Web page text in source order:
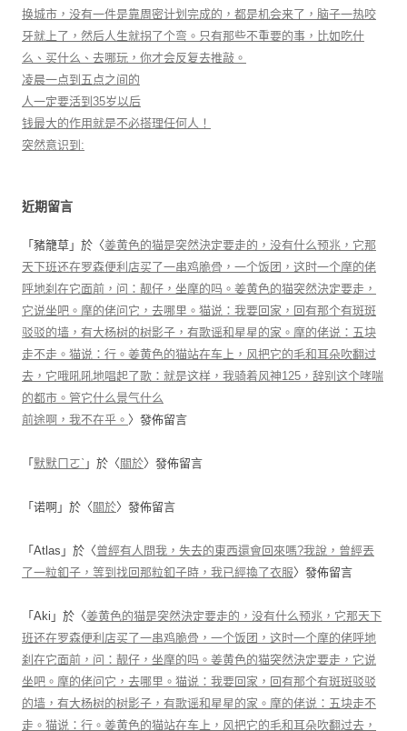
换城市，没有一件是靠周密计划完成的，都是机会来了，脑子一热咬
牙就上了，然后人生就拐了个弯。只有那些不重要的事，比如吃什
么、买什么、去哪玩，你才会反复去推敲。
凌晨一点到五点之间的
人一定要活到35岁以后
钱最大的作用就是不必搭理任何人！
突然意识到:
近期留言
「 豬籠草 」於〈姜黄色的猫是突然決定要走的，没有什么预兆，它那
天下班还在罗森便利店买了一串鸡脆骨，一个饭团，这时一个摩的佬
呼地刹在它面前，问：靓仔，坐摩的吗。姜黄色的猫突然決定要走，
它说坐吧。摩的佬问它，去哪里。猫说：我要回家，回有那个有斑斑
驳驳的墙，有大杨树的树影子，有歌谣和星星的家。摩的佬说：五块
走不走。猫说：行。姜黄色的猫站在车上，风把它的毛和耳朵吹翻过
去，它哦吼吼地唱起了歌：就是这样，我骑着风神125，辞别这个哮喘
的都市。管它什么景气什么
前途啊，我不在乎。 〉發佈留言
「 默默ㄇㄛˋ 」於〈 關於〉發佈留言
「 诺啊 」於〈 關於〉發佈留言
「 Atlas 」於〈曾經有人問我，失去的東西還會回來嗎?我說，曾經丟
了一粒釦子，等到找回那粒釦子時，我已經換了衣服〉發佈留言
「 Aki 」於〈姜黄色的猫是突然決定要走的，没有什么预兆，它那天下
班还在罗森便利店买了一串鸡脆骨，一个饭团，这时一个摩的佬呼地
刹在它面前，问：靓仔，坐摩的吗。姜黄色的猫突然決定要走，它说
坐吧。摩的佬问它，去哪里。猫说：我要回家，回有那个有斑斑驳驳
的墙，有大杨树的树影子，有歌谣和星星的家。摩的佬说：五块走不
走。猫说：行。姜黄色的猫站在车上，风把它的毛和耳朵吹翻过去，